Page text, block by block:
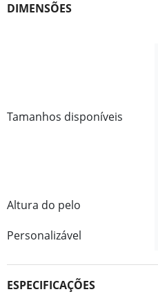
DIMENSÕES
Tamanhos disponíveis
Altura do pelo
Personalizável
ESPECIFICAÇÕES